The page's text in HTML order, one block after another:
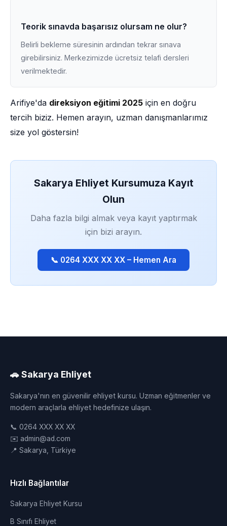
Teorik sınavda başarısız olursam ne olur?
Belirli bekleme süresinin ardından tekrar sınava
girebilirsiniz. Merkezimizde ücretsiz telafi dersleri
verilmektedir.
Arifiye'da direksiyon eğitimi 2025 için en doğru
tercih biziz. Hemen arayın, uzman danışmanlarımız
size yol göstersin!
Sakarya Ehliyet Kursumuza Kayıt
Olun
Daha fazla bilgi almak veya kayıt yaptırmak
için bizi arayın.
📞 0264 XXX XX XX – Hemen Ara
🚗 Sakarya Ehliyet
Sakarya'nın en güvenilir ehliyet kursu. Uzman eğitmenler ve
modern araçlarla ehliyet hedefinize ulaşın.
📞 0264 XXX XX XX
✉️ admin@ad.com
📍 Sakarya, Türkiye
Hızlı Bağlantılar
Sakarya Ehliyet Kursu
B Sınıfı Ehliyet